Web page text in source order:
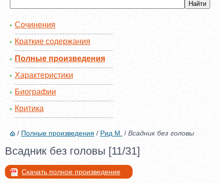
Сочинения
Краткие содержания
Полные произведения
Характеристики
Биографии
Критика
/ Полные произведения / Рид М. / Всадник без головы
Всадник без головы [11/31]
Скачать полное произведение